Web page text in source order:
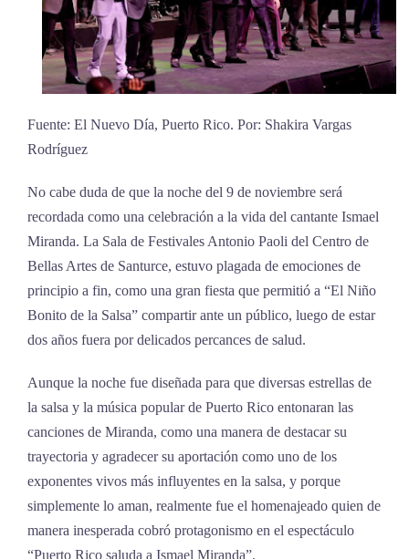
Fuente: El Nuevo Día, Puerto Rico. Por: Shakira Vargas
Rodríguez
No cabe duda de que la noche del 9 de noviembre será
recordada como una celebración a la vida del cantante Ismael
Miranda. La Sala de Festivales Antonio Paoli del Centro de
Bellas Artes de Santurce, estuvo plagada de emociones de
principio a fin, como una gran fiesta que permitió a “El Niño
Bonito de la Salsa” compartir ante un público, luego de estar
dos años fuera por delicados percances de salud.
Aunque la noche fue diseñada para que diversas estrellas de
la salsa y la música popular de Puerto Rico entonaran las
canciones de Miranda, como una manera de destacar su
trayectoria y agradecer su aportación como uno de los
exponentes vivos más influyentes en la salsa, y porque
simplemente lo aman, realmente fue el homenajeado quien de
manera inesperada cobró protagonismo en el espectáculo
“Puerto Rico saluda a Ismael Miranda”.